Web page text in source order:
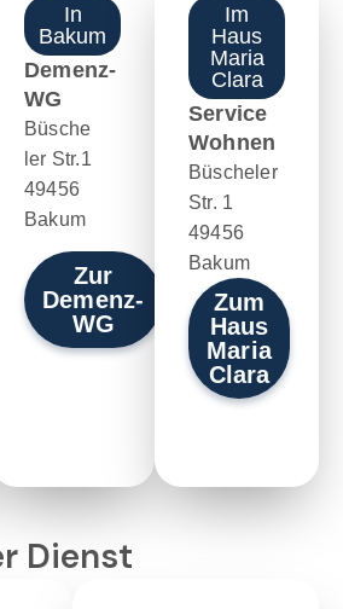
In
Bakum
Demenz-
WG
Büsche
ler Str.1
49456
Bakum
Zur
Demenz-
WG
Im
Haus
Maria
Clara
Service
Wohnen
Büscheler
Str. 1
49456
Bakum
Zum
Haus
Maria
Clara
Dienst